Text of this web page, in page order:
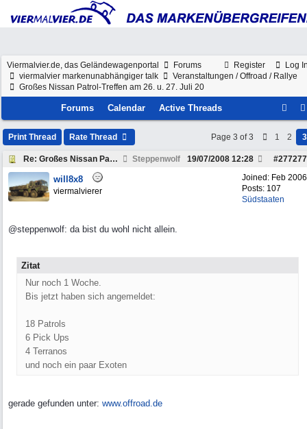
Register Log
Viermalvier.de, das Geländewagenportal
Forums
viermalvier markenunabhängiger talk
Veranstaltungen / Offroad / Rallye
Großes Nissan Patrol-Treffen am 26. u. 27. Juli 20
Forums Calendar Active Threads
Print Thread Rate Thread Page 3 of 3 1 2 3
Re: Großes Nissan Patrol-Treffen am 26. u. 27. Jul Steppenwolf #277277
19/07/2008 12:28
Joined: Feb 2006
Posts: 107
Südstaaten
will8x8
viermalvierer
@steppenwolf: da bist du wohl nicht allein.
Zitat
Nur noch 1 Woche.
Bis jetzt haben sich angemeldet:
18 Patrols
6 Pick Ups
4 Terranos
und noch ein paar Exoten
gerade gefunden unter: www.offroad.de